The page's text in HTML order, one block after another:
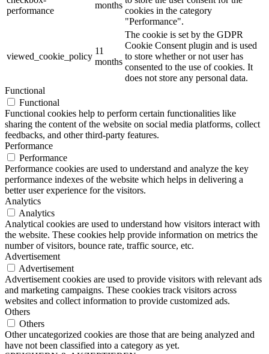
performance
months
cookies in the category
"Performance".
viewed_cookie_policy
11
months
The cookie is set by the GDPR
Cookie Consent plugin and is used
to store whether or not user has
consented to the use of cookies. It
does not store any personal data.
Functional
Functional
Functional cookies help to perform certain functionalities like
sharing the content of the website on social media platforms, collect
feedbacks, and other third-party features.
Performance
Performance
Performance cookies are used to understand and analyze the key
performance indexes of the website which helps in delivering a
better user experience for the visitors.
Analytics
Analytics
Analytical cookies are used to understand how visitors interact with
the website. These cookies help provide information on metrics the
number of visitors, bounce rate, traffic source, etc.
Advertisement
Advertisement
Advertisement cookies are used to provide visitors with relevant ads
and marketing campaigns. These cookies track visitors across
websites and collect information to provide customized ads.
Others
Others
Other uncategorized cookies are those that are being analyzed and
have not been classified into a category as yet.